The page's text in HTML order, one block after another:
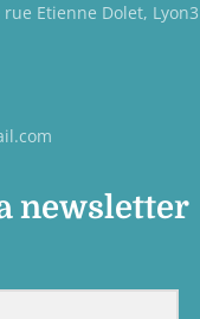
Etienne Dolet, Lyon3
newsletter